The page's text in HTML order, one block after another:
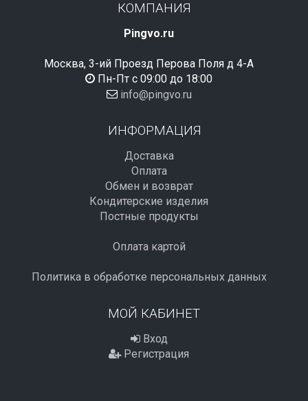
КОМПАНИЯ
Pingvo.ru
Москва, 3-ий Проезд Перова Поля д 4-А
Пн-Пт с 09:00 до 18:00
info@pingvo.ru
ИНФОРМАЦИЯ
Доставка
Оплата
Обмен и возврат
Кондитерские изделия
Постные продукты
Оплата картой
Политика в обработке персональных данных
МОЙ КАБИНЕТ
Вход
Регистрация